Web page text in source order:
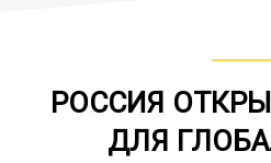
РОССИЯ
ДЛЯ